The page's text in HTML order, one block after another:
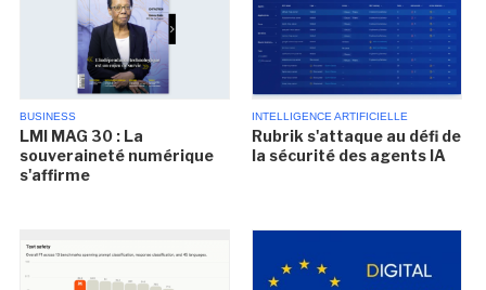
BUSINESS
LMI MAG 30 : La
souveraineté numérique
s'affirme
INTELLIGENCE ARTIFICIELLE
Rubrik s'attaque au défi de
la sécurité des agents IA